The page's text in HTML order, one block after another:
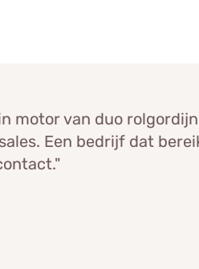
motor van duo
Een bedrijf dat